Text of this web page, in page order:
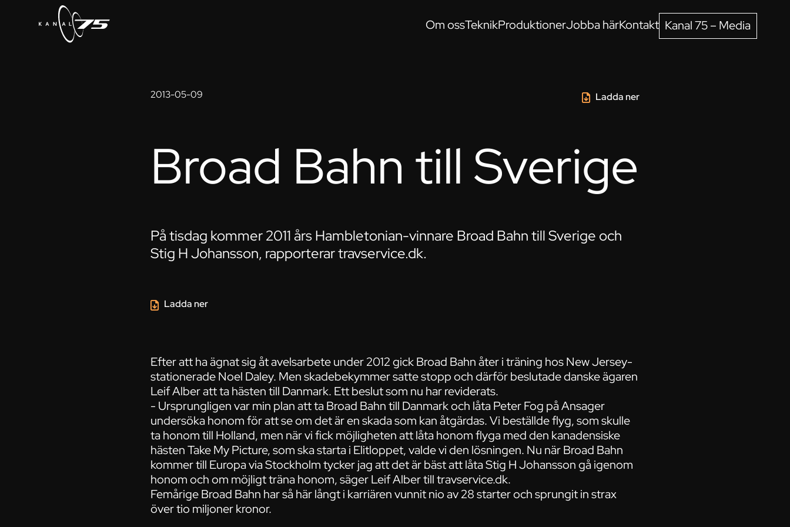
Om ossTeknikProduktionerJobba härKontakt Kanal 75 – Media
2013-05-09 Ladda ner
Broad Bahn till Sverige
På tisdag kommer 2011 års Hambletonian-vinnare Broad Bahn till Sverige och
Stig H Johansson, rapporterar travservice.dk.
Efter att ha ägnat sig åt avelsarbete under 2012 gick Broad Bahn åter i träning hos New Jersey-
stationerade Noel Daley. Men skadebekymmer satte stopp och därför beslutade danske ägaren
Leif Alber att ta hästen till Danmark. Ett beslut som nu har reviderats.
- Ursprungligen var min plan att ta Broad Bahn till Danmark och låta Peter Fog på Ansager
undersöka honom för att se om det är en skada som kan åtgärdas. Vi beställde flyg, som skulle
ta honom till Holland, men när vi fick möjligheten att låta honom flyga med den kanadensiske
hästen Take My Picture, som ska starta i Elitloppet, valde vi den lösningen. Nu när Broad Bahn
kommer till Europa via Stockholm tycker jag att det är bäst att låta Stig H Johansson gå igenom
honom och om möjligt träna honom, säger Leif Alber till travservice.dk.
Femårige Broad Bahn har så här långt i karriären vunnit nio av 28 starter och sprungit in strax
över tio miljoner kronor.
Ladda ner